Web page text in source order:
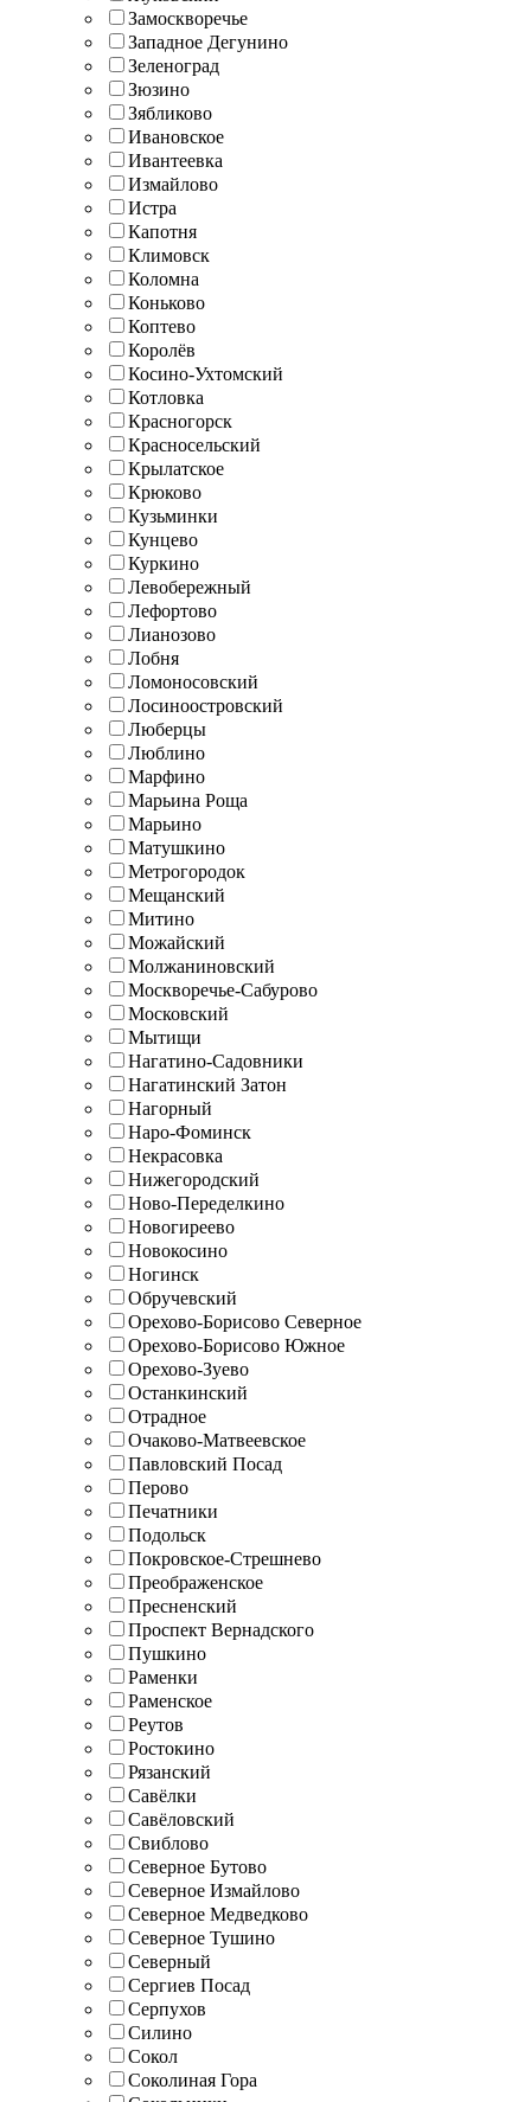
Замоскворечье
Западное Дегунино
Зеленоград
Зюзино
Зябликово
Ивановское
Ивантеевка
Измайлово
Истра
Капотня
Климовск
Коломна
Коньково
Коптево
Королёв
Косино-Ухтомский
Котловка
Красногорск
Красносельский
Крылатское
Крюково
Кузьминки
Кунцево
Куркино
Левобережный
Лефортово
Лианозово
Лобня
Ломоносовский
Лосиноостровский
Люберцы
Люблино
Марфино
Марьина Роща
Марьино
Матушкино
Метрогородок
Мещанский
Митино
Можайский
Молжаниновский
Москворечье-Сабурово
Московский
Мытищи
Нагатино-Садовники
Нагатинский Затон
Нагорный
Наро-Фоминск
Некрасовка
Нижегородский
Ново-Переделкино
Новогиреево
Новокосино
Ногинск
Обручевский
Орехово-Борисово Северное
Орехово-Борисово Южное
Орехово-Зуево
Останкинский
Отрадное
Очаково-Матвеевское
Павловский Посад
Перово
Печатники
Подольск
Покровское-Стрешнево
Преображенское
Пресненский
Проспект Вернадского
Пушкино
Раменки
Раменское
Реутов
Ростокино
Рязанский
Савёлки
Савёловский
Свиблово
Северное Бутово
Северное Измайлово
Северное Медведково
Северное Тушино
Северный
Сергиев Посад
Серпухов
Силино
Сокол
Соколиная Гора